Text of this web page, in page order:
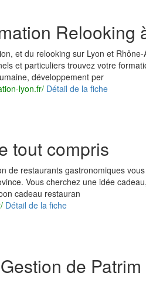
Relooking
et du relooking sur Lyon et
et particuliers trouvez votre
développement per
lyon.fr/ Détail de la fiche
tout compris
de restaurants gastronomiques
Vous cherchez une idée
cadeau restauran
Détail de la fiche
de Patrim